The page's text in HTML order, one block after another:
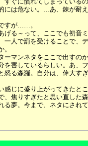
は危ない。…あ、錬が
すが……。
る～って、ここでも初音
人で罰を受けることで、
マンネタをここで出すのか
害しているらしい。あ、
る森羅。自分は、偉大
じに盛り上がってきたと
、焦りすぎたと思い直し
夢。今まで、ネタにされ